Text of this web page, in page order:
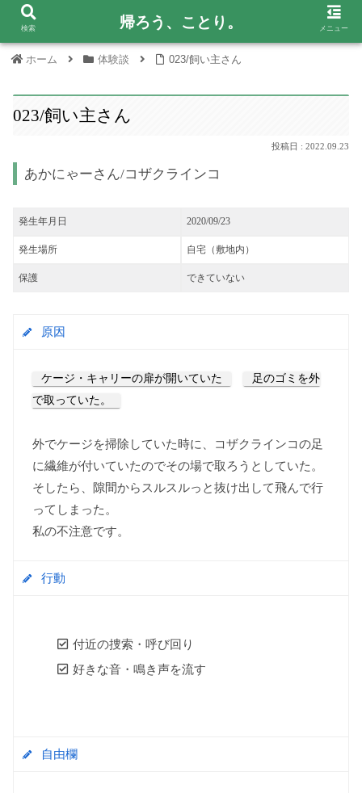
ホーム 体験談 023/飼い主さん
023/飼い主さん
2022.09.23
あかにゃーさん/コザクラインコ
発生年月日 2020/09/23
発生場所 自宅（敷地内）
保護 できていない
原因
ケージ・キャリーの扉が開いていた
足のゴミを外
で取っていた。
外でケージを掃除していた時に、コザクラインコの足
に繊維が付いていたのでその場で取ろうとしていた。
そしたら、隙間からスルスルっと抜け出して飛んで行
ってしまった。
私の不注意です。
行動
付近の捜索・呼び回り
好きな音・鳴き声を流す
自由欄
検索 帰ろう、ことり。 メニュー